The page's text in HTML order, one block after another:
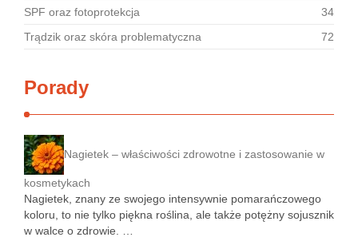
SPF oraz fotoprotekcja
34
Trądzik oraz skóra problematyczna
72
Porady
Nagietek – właściwości zdrowotne i zastosowanie w
kosmetykach
Nagietek, znany ze swojego intensywnie pomarańczowego
koloru, to nie tylko piękna roślina, ale także potężny sojusznik
w walce o zdrowie. …